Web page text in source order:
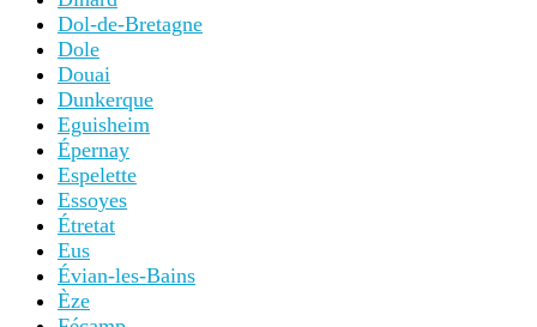
Dol-de-Bretagne
Dole
Douai
Dunkerque
Eguisheim
Épernay
Espelette
Essoyes
Étretat
Eus
Évian-les-Bains
Èze